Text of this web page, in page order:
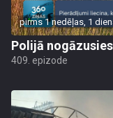
pirms 1 nedēļas, 1
Polijā
409. epizode